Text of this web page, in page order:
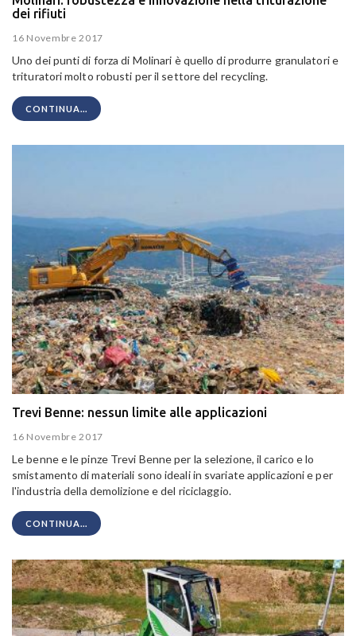
dei rifiuti
16 Novembre 2017
Uno dei punti di forza di Molinari è quello di produrre granulatori e
trituratori molto robusti per il settore del recycling.
CONTINUA...
Trevi Benne: nessun limite alle applicazioni
16 Novembre 2017
Le benne e le pinze Trevi Benne per la selezione, il carico e lo
smistamento di materiali sono ideali in svariate applicazioni e per
l'industria della demolizione e del riciclaggio.
CONTINUA...